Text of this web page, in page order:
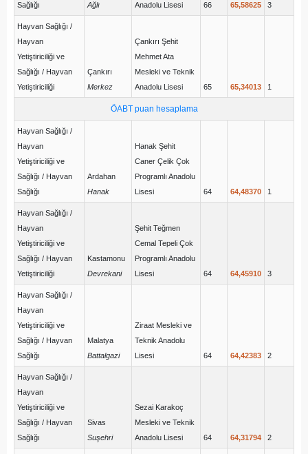
Sağlığı
Ağlı
Anadolu Lisesi
66 65,58625 3
Hayvan Sağlığı /
Hayvan
Yetiştiriciliği ve
Sağlığı / Hayvan
Yetiştiriciliği
Çankırı
Merkez
Çankırı Şehit
Mehmet Ata
Mesleki ve Teknik
Anadolu Lisesi
65 65,34013 1
ÖABT puan hesaplama
Hayvan Sağlığı /
Hayvan
Yetiştiriciliği ve
Sağlığı / Hayvan
Sağlığı
Ardahan
Hanak
Hanak Şehit
Caner Çelik Çok
Programlı Anadolu
Lisesi
64 64,48370 1
Hayvan Sağlığı /
Hayvan
Yetiştiriciliği ve
Sağlığı / Hayvan
Yetiştiriciliği
Kastamonu
Devrekani
Şehit Teğmen
Cemal Tepeli Çok
Programlı Anadolu
Lisesi
64 64,45910 3
Hayvan Sağlığı /
Hayvan
Yetiştiriciliği ve
Sağlığı / Hayvan
Sağlığı
Malatya
Battalgazi
Ziraat Mesleki ve
Teknik Anadolu
Lisesi
64 64,42383 2
Hayvan Sağlığı /
Hayvan
Yetiştiriciliği ve
Sağlığı / Hayvan
Sağlığı
Sivas
Suşehri
Sezai Karakoç
Mesleki ve Teknik
Anadolu Lisesi
64 64,31794 2